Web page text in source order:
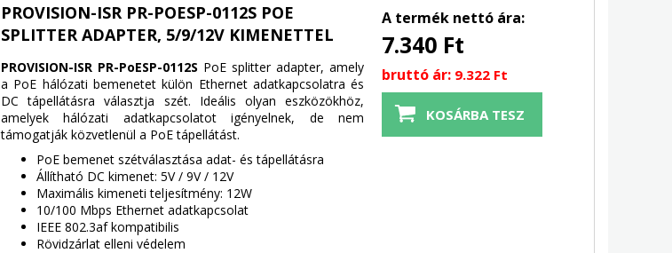
PROVISION-ISR PR-POESP-0112S POE
SPLITTER ADAPTER, 5/9/12V KIMENETTEL
PROVISION-ISR PR-PoESP-0112S PoE splitter adapter, amely
a PoE hálózati bemenetet külön Ethernet adatkapcsolatra és
DC tápellátásra választja szét. Ideális olyan eszközökhöz,
amelyek hálózati adatkapcsolatot igényelnek, de nem
támogatják közvetlenül a PoE tápellátást.
PoE bemenet szétválasztása adat- és tápellátásra
Állítható DC kimenet: 5V / 9V / 12V
Maximális kimeneti teljesítmény: 12W
10/100 Mbps Ethernet adatkapcsolat
IEEE 802.3af kompatibilis
Rövidzárlat elleni védelem
A termék nettó ára:
7.340 Ft
bruttó ár: 9.322 Ft